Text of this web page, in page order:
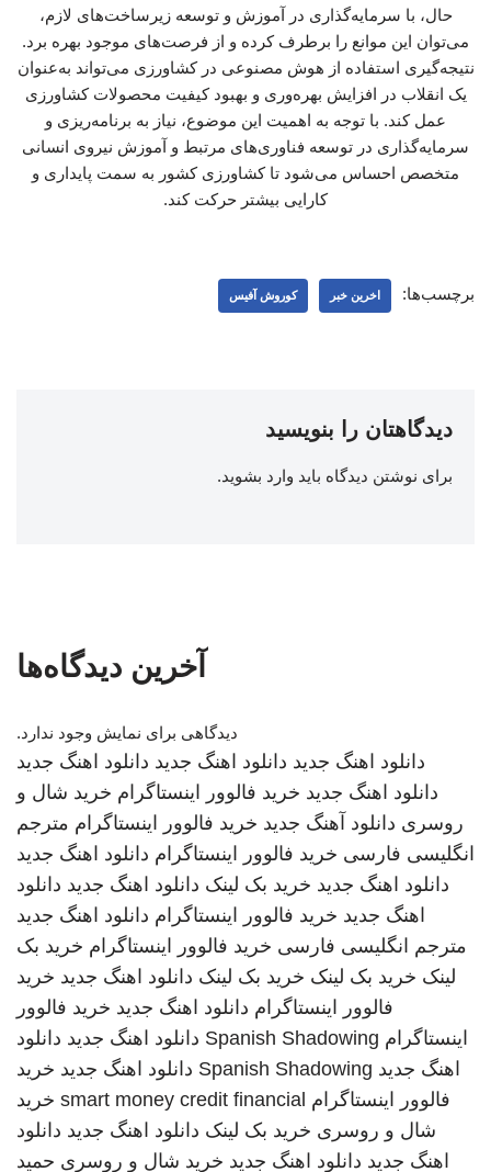
حال، با سرمایه‌گذاری در آموزش و توسعه زیرساخت‌های لازم،
می‌توان این موانع را برطرف کرده و از فرصت‌های موجود بهره برد.
نتیجه‌گیری استفاده از هوش مصنوعی در کشاورزی می‌تواند به‌عنوان
یک انقلاب در افزایش بهره‌وری و بهبود کیفیت محصولات کشاورزی
عمل کند. با توجه به اهمیت این موضوع، نیاز به برنامه‌ریزی و
سرمایه‌گذاری در توسعه فناوری‌های مرتبط و آموزش نیروی انسانی
متخصص احساس می‌شود تا کشاورزی کشور به سمت پایداری و
کارایی بیشتر حرکت کند.
برچسب‌ها: اخرین خبر کوروش آفیس
دیدگاهتان را بنویسید
برای نوشتن دیدگاه باید وارد بشوید.
آخرین دیدگاه‌ها
دیدگاهی برای نمایش وجود ندارد.
دانلود اهنگ جدید دانلود اهنگ جدید دانلود اهنگ جدید
دانلود اهنگ جدید خرید فالوور اینستاگرام خرید شال و
روسری دانلود آهنگ جدید خرید فالوور اینستاگرام مترجم
انگلیسی فارسی خرید فالوور اینستاگرام دانلود اهنگ جدید
دانلود اهنگ جدید خرید بک لینک دانلود اهنگ جدید دانلود
اهنگ جدید خرید فالوور اینستاگرام دانلود اهنگ جدید
مترجم انگلیسی فارسی خرید فالوور اینستاگرام خرید بک
لینک خرید بک لینک خرید بک لینک دانلود اهنگ جدید خرید
فالوور اینستاگرام دانلود اهنگ جدید خرید فالوور
اینستاگرام Spanish Shadowing دانلود اهنگ جدید دانلود
اهنگ جدید Spanish Shadowing دانلود اهنگ جدید خرید
فالوور اینستاگرام smart money credit financial خرید
شال و روسری خرید بک لینک دانلود اهنگ جدید دانلود
اهنگ جدید دانلود اهنگ جدید خرید شال و روسری حمید